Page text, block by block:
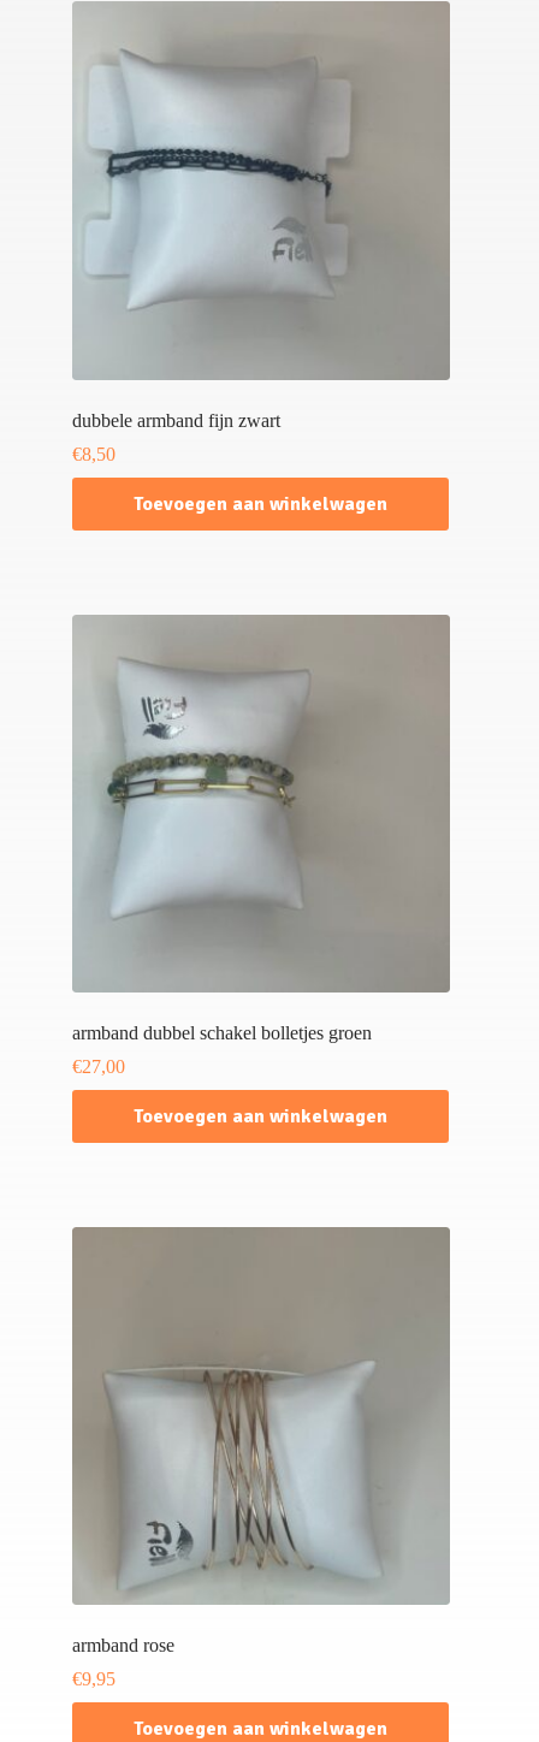
dubbele armband fijn zwart
€8,50
Toevoegen aan winkelwagen
armband dubbel schakel bolletjes groen
€27,00
Toevoegen aan winkelwagen
armband rose
€9,95
Toevoegen aan winkelwagen